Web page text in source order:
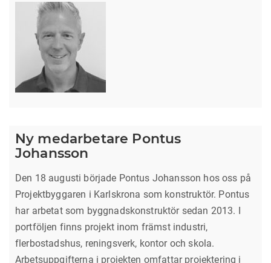
Ny medarbetare Pontus
Johansson
Den 18 augusti började Pontus Johansson hos oss på
Projektbyggaren i Karlskrona som konstruktör. Pontus
har arbetat som byggnadskonstruktör sedan 2013. I
portföljen finns projekt inom främst industri,
flerbostadshus, reningsverk, kontor och skola.
Arbetsuppgifterna i projekten omfattar projektering i